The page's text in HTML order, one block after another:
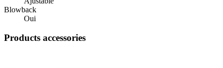
Blowback
Oui
Products accessories